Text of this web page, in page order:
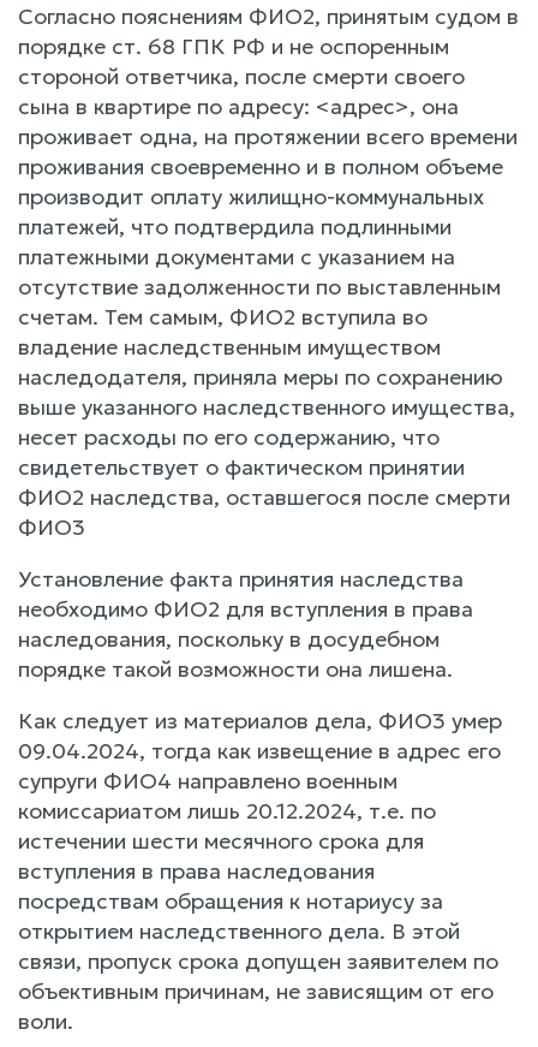
Согласно пояснениям ФИО2, принятым судом в
порядке ст. 68 ГПК РФ и не оспоренным
стороной ответчика, после смерти своего
сына в квартире по адресу: <адрес>, она
проживает одна, на протяжении всего времени
проживания своевременно и в полном объеме
производит оплату жилищно-коммунальных
платежей, что подтвердила подлинными
платежными документами с указанием на
отсутствие задолженности по выставленным
счетам. Тем самым, ФИО2 вступила во
владение наследственным имуществом
наследодателя, приняла меры по сохранению
выше указанного наследственного имущества,
несет расходы по его содержанию, что
свидетельствует о фактическом принятии
ФИО2 наследства, оставшегося после смерти
ФИО3
Установление факта принятия наследства
необходимо ФИО2 для вступления в права
наследования, поскольку в досудебном
порядке такой возможности она лишена.
Как следует из материалов дела, ФИО3 умер
09.04.2024, тогда как извещение в адрес его
супруги ФИО4 направлено военным
комиссариатом лишь 20.12.2024, т.е. по
истечении шести месячного срока для
вступления в права наследования
посредствам обращения к нотариусу за
открытием наследственного дела. В этой
связи, пропуск срока допущен заявителем по
объективным причинам, не зависящим от его
воли.